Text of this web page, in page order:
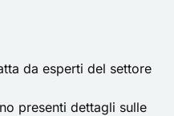
da esperti del settore
presenti dettagli sulle